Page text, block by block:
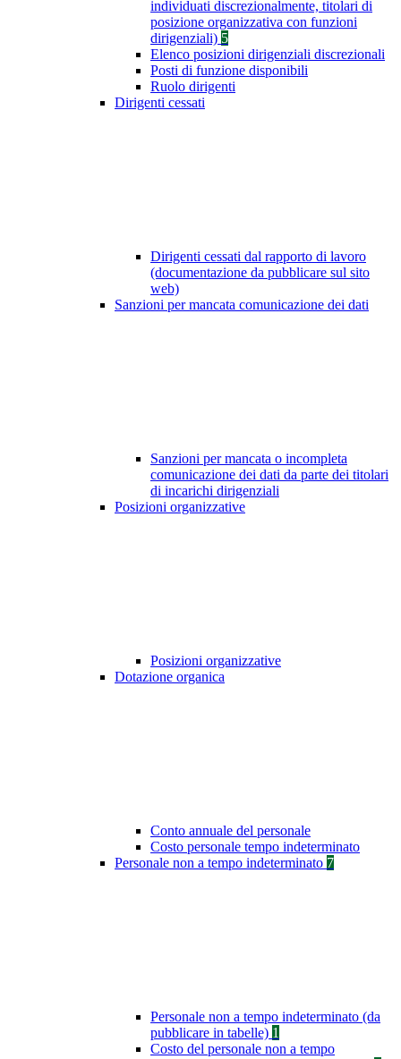
individuati discrezionalmente, titolari di
posizione organizzativa con funzioni
dirigenziali) 5
Elenco posizioni dirigenziali discrezionali
Posti di funzione disponibili
Ruolo dirigenti
Dirigenti cessati
Dirigenti cessati dal rapporto di lavoro
(documentazione da pubblicare sul sito
web)
Sanzioni per mancata comunicazione dei dati
Sanzioni per mancata o incompleta
comunicazione dei dati da parte dei titolari
di incarichi dirigenziali
Posizioni organizzative
Posizioni organizzative
Dotazione organica
Conto annuale del personale
Costo personale tempo indeterminato
Personale non a tempo indeterminato 7
Personale non a tempo indeterminato (da
pubblicare in tabelle) 1
Costo del personale non a tempo